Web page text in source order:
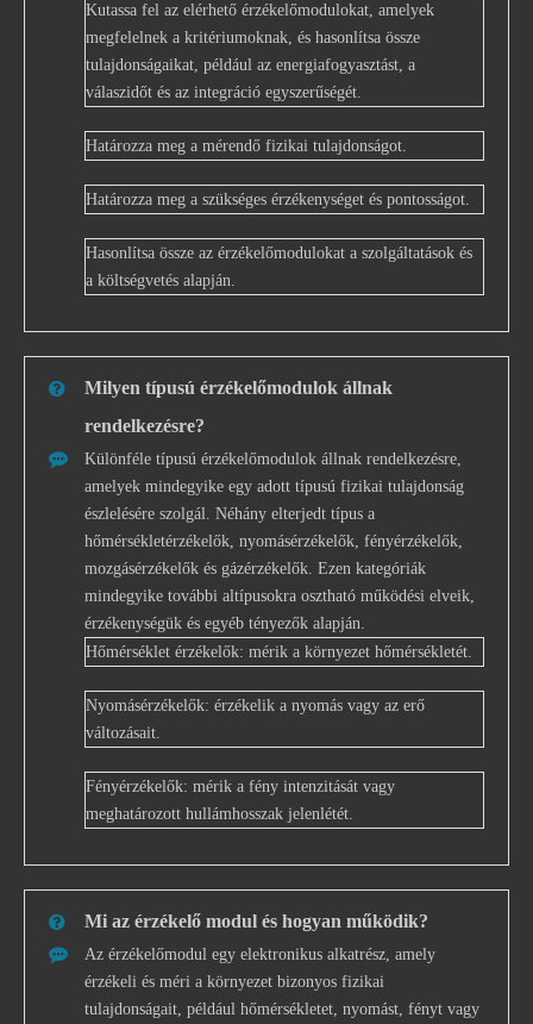
Kutassa fel az elérhető érzékelőmodulokat, amelyek
megfelelnek a kritériumoknak, és hasonlítsa össze
tulajdonságaikat, például az energiafogyasztást, a
válaszidőt és az integráció egyszerűségét.
Határozza meg a mérendő fizikai tulajdonságot.
Határozza meg a szükséges érzékenységet és pontosságot.
Hasonlítsa össze az érzékelőmodulokat a szolgáltatások és
a költségvetés alapján.
Milyen típusú érzékelőmodulok állnak
rendelkezésre?
Különféle típusú érzékelőmodulok állnak rendelkezésre,
amelyek mindegyike egy adott típusú fizikai tulajdonság
észlelésére szolgál. Néhány elterjedt típus a
hőmérsékletérzékelők, nyomásérzékelők, fényérzékelők,
mozgásérzékelők és gázérzékelők. Ezen kategóriák
mindegyike további altípusokra osztható működési elveik,
érzékenységük és egyéb tényezők alapján.
Hőmérséklet érzékelők: mérik a környezet hőmérsékletét.
Nyomásérzékelők: érzékelik a nyomás vagy az erő
változásait.
Fényérzékelők: mérik a fény intenzitását vagy
meghatározott hullámhosszak jelenlétét.
Mi az érzékelő modul és hogyan működik?
Az érzékelőmodul egy elektronikus alkatrész, amely
érzékeli és méri a környezet bizonyos fizikai
tulajdonságait, például hőmérsékletet, nyomást, fényt vagy